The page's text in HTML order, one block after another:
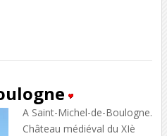
A Saint-Michel-de-Boulogne.
Château médiéval du XIè